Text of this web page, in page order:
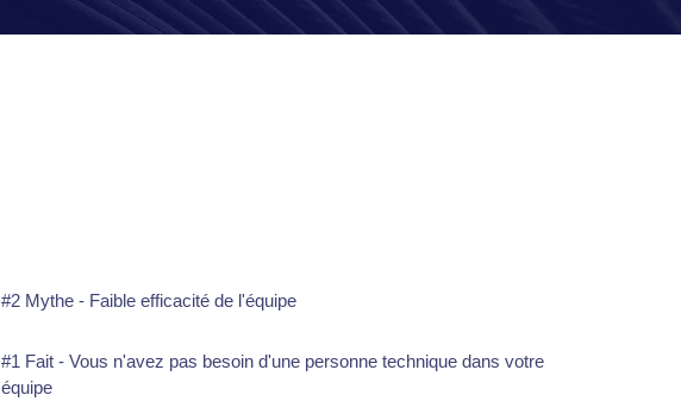
#2 Mythe - Faible efficacité de l'équipe
#1 Fait - Vous n'avez pas besoin d'une personne technique dans votre
équipe